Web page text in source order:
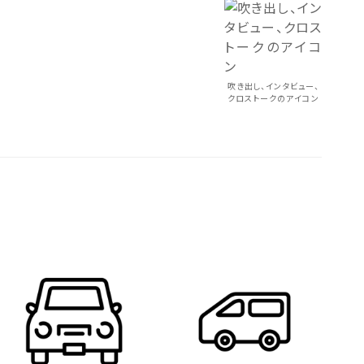
吹き出し、インタビュー、
クロストークのアイコン